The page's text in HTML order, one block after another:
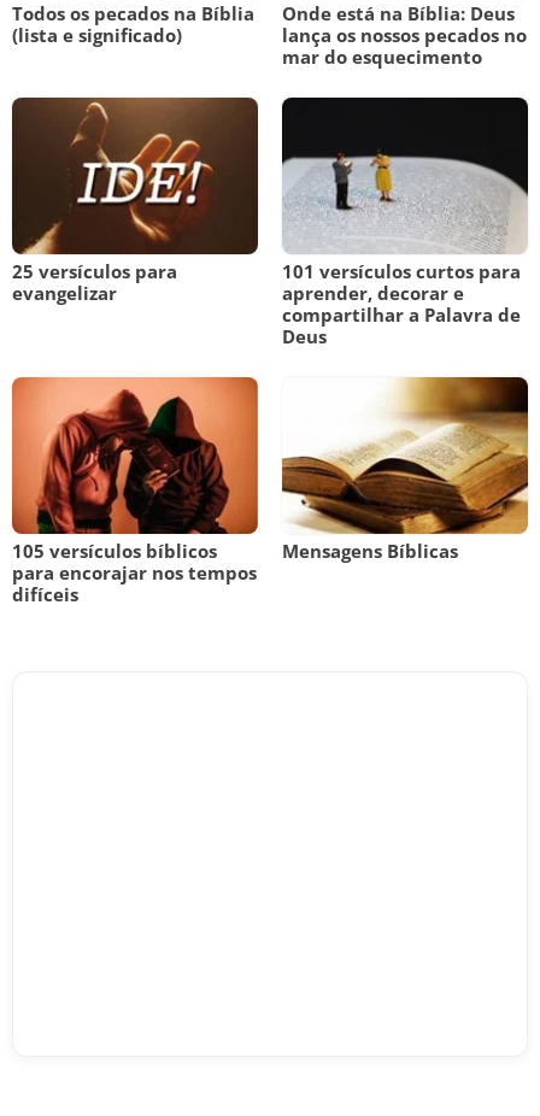
Todos os pecados na Bíblia
(lista e significado)
Onde está na Bíblia: Deus
lança os nossos pecados no
mar do esquecimento
25 versículos para
evangelizar
101 versículos curtos para
aprender, decorar e
compartilhar a Palavra de
Deus
105 versículos bíblicos
para encorajar nos tempos
difíceis
Mensagens Bíblicas